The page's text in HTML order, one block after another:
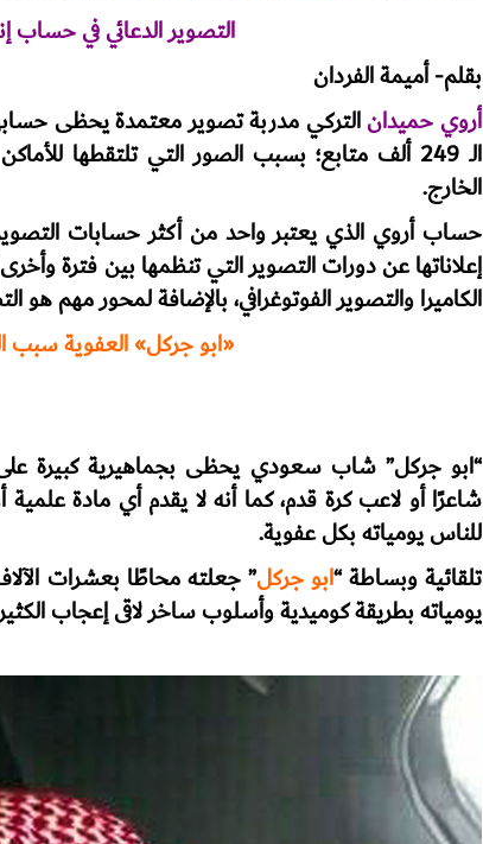
التصوير الدعائي في حساب
بقلم- أميمة الفردان
أروي حميدانالتركي مدربة تصوير معتمدة يحظى
الـ 249 ألف متابع؛ بسبب الصور التي تلتقطها
الخارج.
حساب أروي الذي يعتبر واحد من أكثر حسابات
إعلاناتها عن دورات التصوير التي تنظمها بين فترة
الكاميرا والتصوير الفوتوغرافي، بالإضافة لمحور مهم هو
«ابو جركل» العفوية سبب
“ابو جركل” شاب سعودي يحظى بجماهيرية كبيرة
شاعرًا أو لاعب كرة قدم، كما أنه لا يقدم أي مادة
للناس يومياته بكل عفوية.
تلقائية وبساطة “ابو جركل” جعلته محاطًا بعشرات
يومياته بطريقة كوميدية وأسلوب ساخر لاقى إعجاب